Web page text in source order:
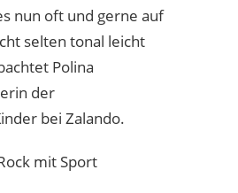
nun oft und gerne auf
selten tonal leicht
Polina
der
bei Zalando.
mit Sport